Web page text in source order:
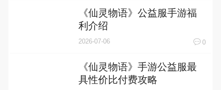
《仙灵物语》公益服手游福
利介绍
2026-07-06 0
《仙灵物语》手游公益服最
具性价比付费攻略